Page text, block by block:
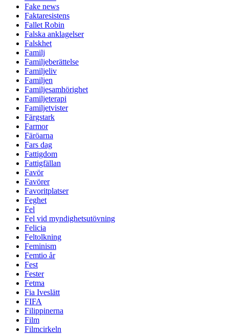
Fake news
Faktaresistens
Fallet Robin
Falska anklagelser
Falskhet
Familj
Familjeberättelse
Familjeliv
Familjen
Familjesamhörighet
Familjeterapi
Familjetvister
Färgstark
Farmor
Färöarna
Fars dag
Fattigdom
Fattigfällan
Favör
Favörer
Favoritplatser
Feghet
Fel
Fel vid myndighetsutövning
Felicia
Feltolkning
Feminism
Femtio år
Fest
Fester
Fetma
Fia Iveslätt
FIFA
Filippinerna
Film
Filmcirkeln